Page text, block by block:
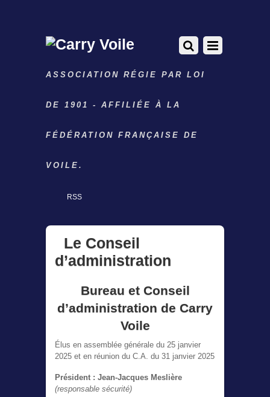
ASSOCIATION RÉGIE PAR LOI
DE 1901 - AFFILIÉE À LA
FÉDÉRATION FRANÇAISE DE
VOILE.
RSS
Le Conseil
d’administration
Bureau et Conseil
d’administration de Carry
Voile
Élus en assemblée générale du 25 janvier
2025 et en réunion du C.A. du 31 janvier 2025
Président : Jean-Jacques Meslière
(responsable sécurité)